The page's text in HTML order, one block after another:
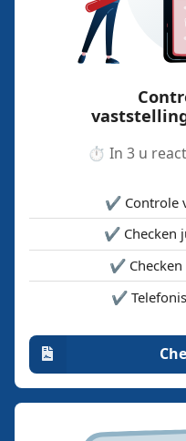
⏱️ In 3 u
✔️ Controle
✔️ Checken
✔️ Checken
✔️